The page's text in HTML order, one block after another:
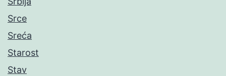
Srce
Sreća
Starost
Stav